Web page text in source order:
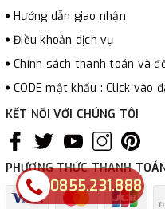
Hướng dẫn giao nhận
Điều khoản dịch vụ
Chính sách thanh toán và
CODE mật khẩu : Click vào
KẾT NỐI VỚI CHÚNG TÔI
PHƯƠNG THỨC THANH
0855.231.888